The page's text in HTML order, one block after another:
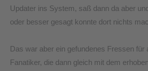
Updater ins System, saß dann da aber
oder besser gesagt konnte dort nichts
Das war aber ein gefundenes Fressen für
Fanatiker, die dann gleich mit dem